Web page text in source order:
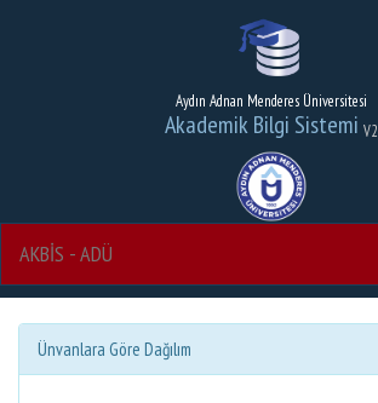
Aydın Adnan Menderes Üniversitesi
Akademik Bilgi Sistemi V2
AKBİS - ADÜ
Ünvanlara Göre Dağılım